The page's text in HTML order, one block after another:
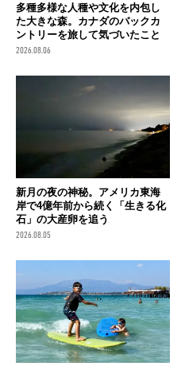
多種多様な人種や文化を内包し
た大きな森。カナダのバックカ
ントリーを旅して気づいたこと
2026.08.06
新月の夜の神秘。アメリカ東海
岸で4億年前から続く「生きる化
石」の大産卵を追う
2026.08.05